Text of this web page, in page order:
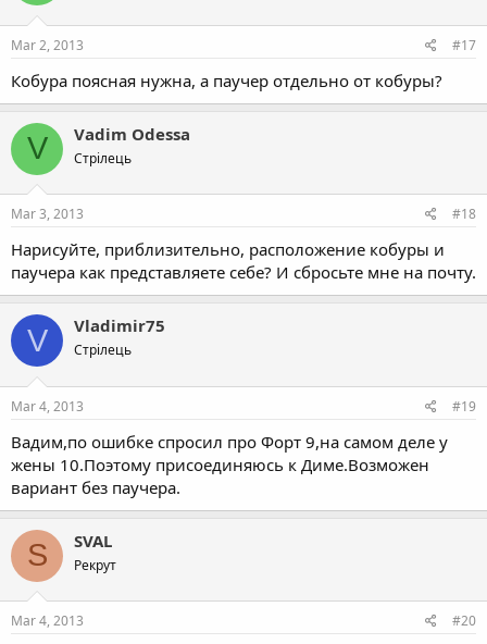
Mar 2, 2013 #17
Кобура поясная нужна, а паучер отдельно от кобуры?
V Vadim Odessa
Стрілець
Mar 3, 2013 #18
Нарисуйте, приблизительно, расположение кобуры и
паучера как представляете себе? И сбросьте мне на почту.
V Vladimir75
Стрілець
Mar 4, 2013 #19
Вадим,по ошибке спросил про Форт 9,на самом деле у
жены 10.Поэтому присоединяюсь к Диме.Возможен
вариант без паучера.
S SVAL
Рекрут
Mar 4, 2013 #20